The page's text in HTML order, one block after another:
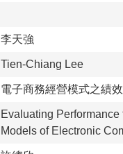
李天強
Tien-Chiang Lee
電子商務經營模式之績
Evaluating Performance
Models of Electronic